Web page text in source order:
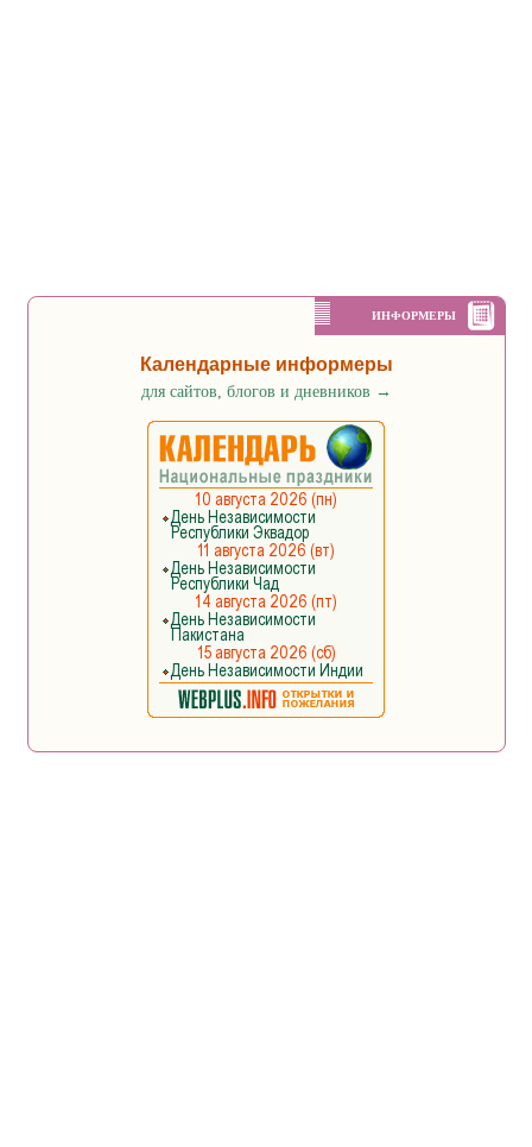
ИНФОРМЕРЫ
Календарные информеры
для сайтов, блогов и дневников →